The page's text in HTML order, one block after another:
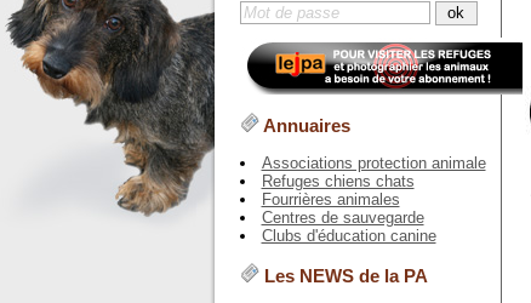
Annuaires
Associations protection animale
Refuges chiens chats
Fourrières animales
Centres de sauvegarde
Clubs d'éducation canine
Les NEWS de la PA